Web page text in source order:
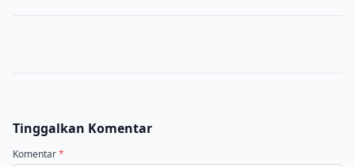
Tinggalkan Komentar
Komentar*